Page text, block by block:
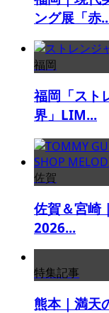
ング展「赤
福岡
福岡「スト
界」LIM...
佐賀
佐賀＆宮崎
2026...
特集記事
熊本｜満天